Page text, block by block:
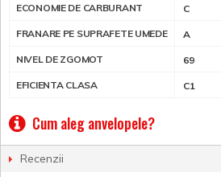
ECONOMIE DE CARBURANT C
FRANARE PE SUPRAFETE UMEDE A
NIVEL DE ZGOMOT 69
EFICIENTA CLASA C1
Cum aleg anvelopele?
Recenzii